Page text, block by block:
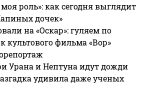
роль»: как сегодня выглядит
дочек»
на «Оскар»: гуляем по
культового фильма «Вор»
Урана и Нептуна идут дожди
удивила даже ученых